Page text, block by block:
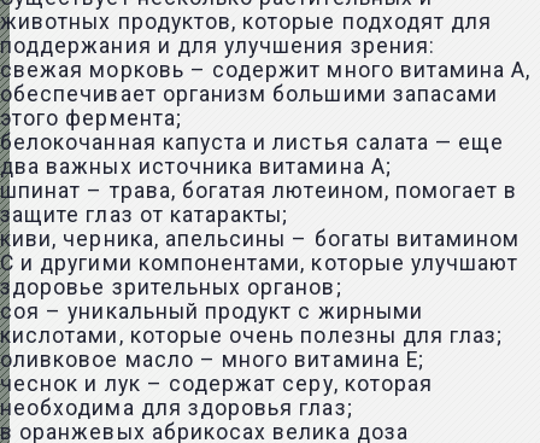
животных продуктов, которые подходят для
поддержания и для улучшения зрения:
свежая морковь – содержит много витамина A,
обеспечивает организм большими запасами
этого фермента;
белокочанная капуста и листья салата — еще
два важных источника витамина A;
шпинат – трава, богатая лютеином, помогает в
защите глаз от катаракты;
киви, черника, апельсины – богаты витамином
C и другими компонентами, которые улучшают
здоровье зрительных органов;
соя – уникальный продукт с жирными
кислотами, которые очень полезны для глаз;
оливковое масло – много витамина E;
чеснок и лук – содержат серу, которая
необходима для здоровья глаз;
в оранжевых абрикосах велика доза